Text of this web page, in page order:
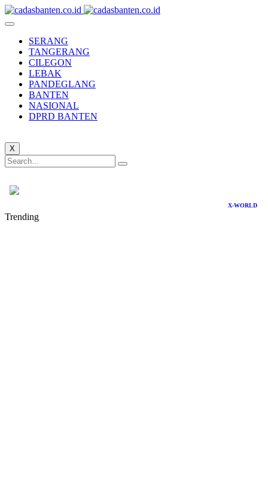
SERANG
TANGERANG
CILEGON
LEBAK
PANDEGLANG
BANTEN
NASIONAL
DPRD BANTEN
X
X-WORLD
Trending